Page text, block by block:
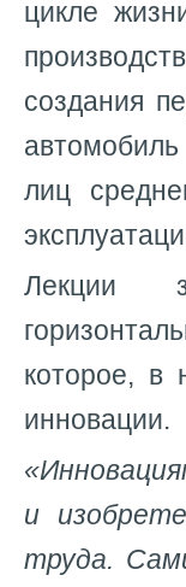
цикле
создания
лиц
Лекции
которое, в
инновации.
и
труда.